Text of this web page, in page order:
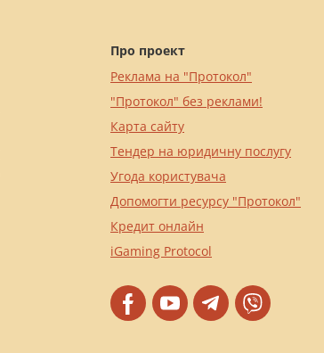
Про проект
Реклама на "Протокол"
"Протокол" без реклами!
Карта сайту
Тендер на юридичну послугу
Угода користувача
Допомогти ресурсу "Протокол"
Кредит онлайн
iGaming Protocol